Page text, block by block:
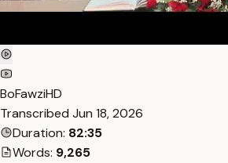
BoFawziHD
Transcribed Jun 18, 2026
Duration: 82:35
Words: 9,265